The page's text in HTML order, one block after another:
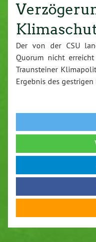
Der von der CSU
Quorum nicht
Traunsteiner
Ergebnis des